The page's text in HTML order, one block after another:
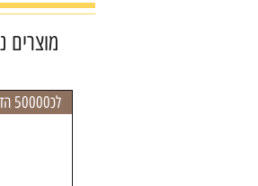
מוצרים
לכ50000 הדפסות